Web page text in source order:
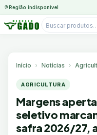
Região indisponível
Pesquisar
Início Notícias
AGRICULTURA
Margens
seletivo
safra 2026/27,